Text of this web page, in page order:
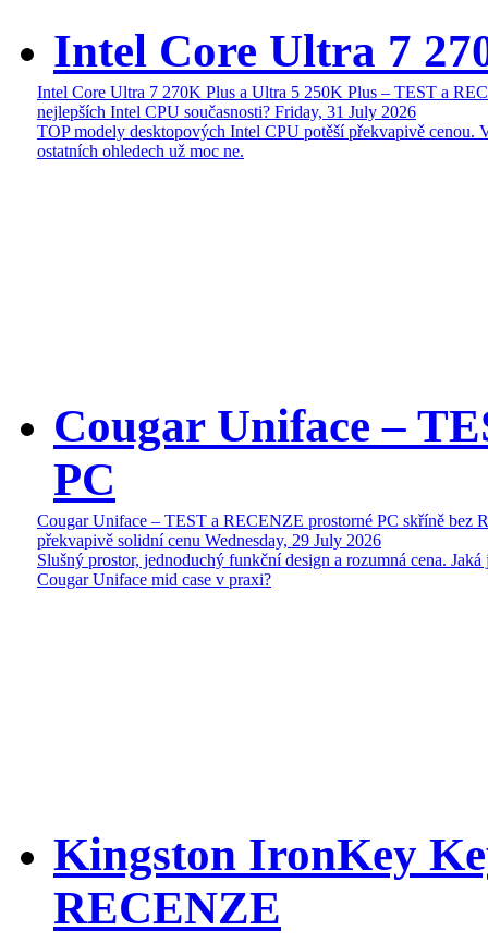
Intel Core Ultra 7
Intel Core Ultra 7 270K Plus a Ultra 5 250K Plus – TEST a
nejlepších Intel CPU současnosti? Friday, 31 July 2026
TOP modely desktopových Intel CPU potěší překvapivě cenou.
ostatních ohledech už moc ne.
Cougar Uniface –
PC
Cougar Uniface – TEST a RECENZE prostorné PC skříně bez
překvapivě solidní cenu Wednesday, 29 July 2026
Slušný prostor, jednoduchý funkční design a rozumná cena. Jaká
Cougar Uniface mid case v praxi?
Kingston IronKey
RECENZE